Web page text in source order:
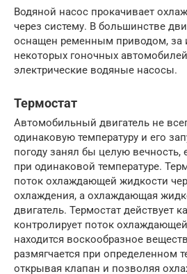
Водяной насос прокачивает
через систему. В большинстве
оснащен ременным приводом, за
некоторых гоночных
электрические водяные насосы.
Термостат
Автомобильный двигатель не
одинаковую температуру и его
погоду занял бы целую вечность,
при одинаковой температуре.
поток охлаждающей жидкости
охлаждения, а охлаждающая
двигатель. Термостат действует
контролирует поток
находится воскообразное
размягчается при определенном
открывая клапан и позволяя